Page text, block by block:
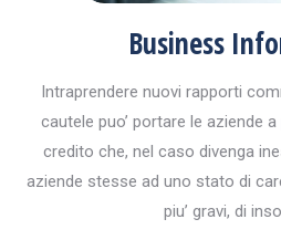
Business
Intraprendere nuovi rapporti
cautele puo’ portare le aziende
credito che, nel caso divenga
aziende stesse ad uno stato di
piu’ gravi, di